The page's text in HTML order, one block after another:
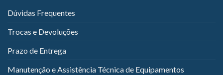
Dúvidas Frequentes
Trocas e Devoluções
Prazo de Entrega
Manutenção e Assistência Técnica de Equipamentos